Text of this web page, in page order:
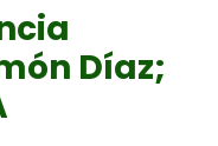
Díaz;